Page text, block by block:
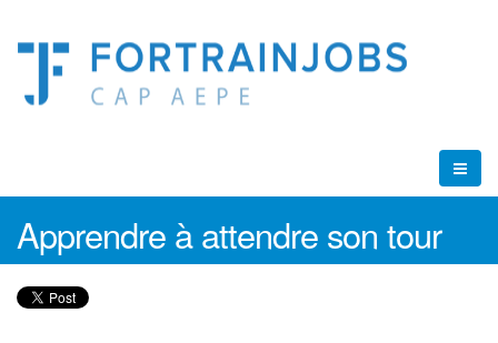
Apprendre à attendre son tour